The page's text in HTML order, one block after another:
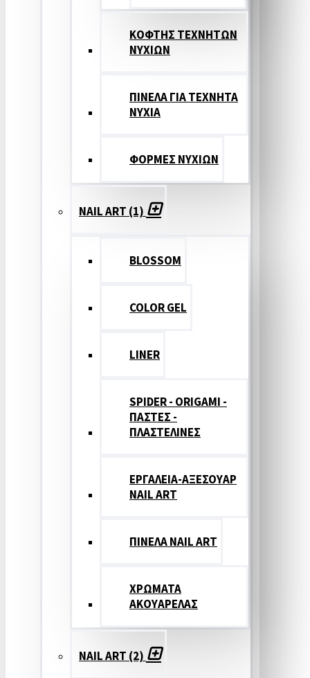
ΚΟΦΤΗΣ ΤΕΧΝΗΤΩΝ
ΝΥΧΙΩΝ
ΠΙΝΕΛΑ ΓΙΑ ΤΕΧΝΗΤΑ
ΝΥΧΙΑ
ΦΟΡΜΕΣ ΝΥΧΙΩΝ
NAIL ART (1)
BLOSSOM
COLOR GEL
LINER
SPIDER - ORIGAMI -
ΠΑΣΤΕΣ -
ΠΛΑΣΤΕΛΙΝΕΣ
ΕΡΓΑΛΕΙΑ-ΑΞΕΣΟΥΑΡ
NAIL ART
ΠΙΝΕΛΑ NAIL ART
ΧΡΩΜΑΤΑ
ΑΚΟΥΑΡΕΛΑΣ
NAIL ART (2)